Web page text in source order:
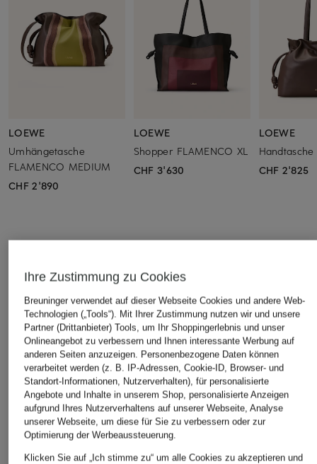
LOEWE
Umhängetasche
FLAMENCO MEDIUM
CHF 2'890
LOEWE
Shopper FLAMENCO XL
CHF 3'630
LOEWE
CHF 2'825
Ihre Zustimmung zu Cookies
Breuninger verwendet auf dieser Webseite Cookies und andere Web-
Technologien („Tools“). Mit Ihrer Zustimmung nutzen wir und unsere
Partner (Drittanbieter) Tools, um Ihr Shoppingerlebnis und unser
Onlineangebot zu verbessern und Ihnen interessante Werbung auf
anderen Seiten anzuzeigen. Personenbezogene Daten können
verarbeitet werden (z. B. IP-Adressen, Cookie-ID, Browser- und
Standort-Informationen, Nutzerverhalten), für personalisierte
Angebote und Inhalte in unserem Shop, personalisierte Anzeigen
aufgrund Ihres Nutzerverhaltens auf unserer Webseite, Analyse
unserer Webseite, um diese für Sie zu verbessern oder zur
Optimierung der Werbeaussteuerung.
Klicken Sie auf „Ich stimme zu“ um alle Cookies zu akzeptieren und